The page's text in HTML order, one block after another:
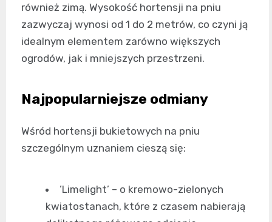
również zimą. Wysokość hortensji na pniu
zazwyczaj wynosi od 1 do 2 metrów, co czyni ją
idealnym elementem zarówno większych
ogrodów, jak i mniejszych przestrzeni.
Najpopularniejsze odmiany
Wśród hortensji bukietowych na pniu
szczególnym uznaniem cieszą się:
’Limelight’ – o kremowo-zielonych
kwiatostanach, które z czasem nabierają